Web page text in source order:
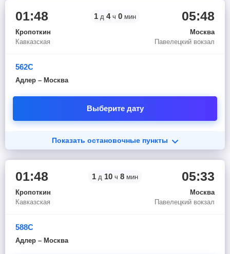
01:48
Кропоткин
Кавказская
1 д 4 ч 0 мин 05:48
Москва
Павелецкий вокзал
562С
Адлер – Москва
Выберите дату
Показать остановочные пункты
01:48
Кропоткин
Кавказская
1 д 10 ч 8 мин 05:33
Москва
Павелецкий вокзал
588С
Адлер – Москва